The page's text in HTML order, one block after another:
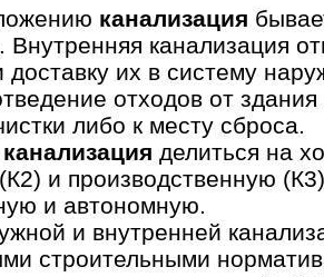
канализация
Внутренняя канализация
доставку их в систему
отходов от здания
либо к месту сброса.
канализация делиться на
и производственную
и автономную.
и внутренней
строительными